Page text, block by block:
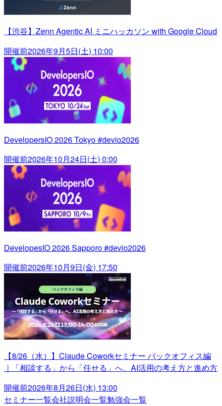
【渋谷】Zenn Agentic AI ミニハッカソン with Google Cloud
開催前2026年9月5日(土) 10:00
DevelopersIO 2026 Tokyo #devio2026
開催前2026年10月24日(土) 0:00
DevelopesIO 2026 Sapporo #devio2026
開催前2026年10月9日(金) 17:50
【8/26（水）】Claude Coworkセミナー バックオフィス編
｜「相談する」から「任せる」へ、AI活用の考え方と進め方
開催前2026年8月26日(水) 13:00
セミナー一覧会社説明会一覧勉強会一覧